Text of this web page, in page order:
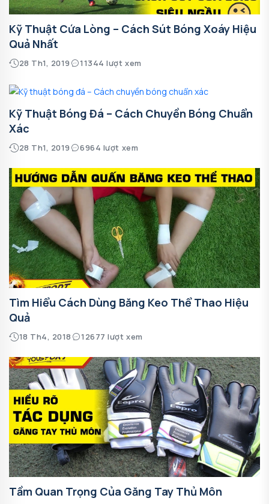
Kỹ Thuật Cứa Lòng – Cách Sút Bóng Xoáy Hiệu
Quả Nhất
28 Th1, 2019 11344 lượt xem
Kỹ Thuật Bóng Đá – Cách Chuyền Bóng Chuẩn
Xác
28 Th1, 2019 6964 lượt xem
Tìm Hiểu Cách Dùng Băng Keo Thể Thao Hiệu
Quả
18 Th4, 2018 12677 lượt xem
Tầm Quan Trọng Của Găng Tay Thủ Môn